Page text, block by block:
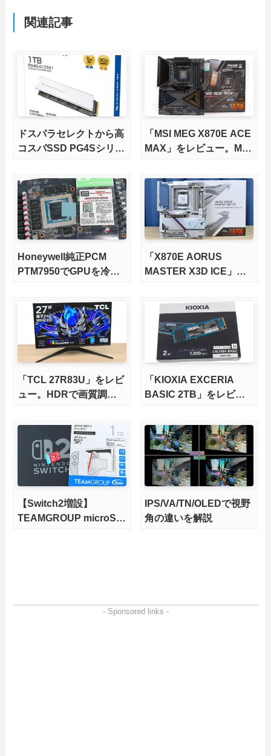
関連記事
ドスパラセレクトから高
コスパSSD PG4Sシリー
「MSI MEG X870E ACE
MAX」をレビュー。M.2
版X870Eマザーボードを
徹底検証
Honeywell純正PCM
PTM7950でGPUを冷や
「X870E AORUS
MASTER X3D ICE」を
さらに高速にする完全版
X870Eマザーボードを徹
底検証
「TCL 27R83U」をレビ
ュー。HDRで画質調整
輝度も発揮！
「KIOXIA EXCERIA
BASIC 2TB」をレビュ
力、高性能、高コスパを
実現！
【Switch2増設】
TEAMGROUP microSD
IPS/VA/TN/OLEDで視野
角の違いを解説
- Sponsored links -